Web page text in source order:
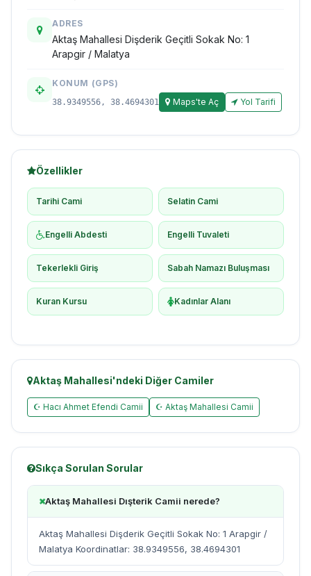
ADRES
Aktaş Mahallesi Dişderik Geçitli Sokak No: 1
Arapgir / Malatya
KONUM (GPS)
38.9349556, 38.4694301 Maps'te Aç Yol Tarifi
Özellikler
Tarihi Cami Selatin Cami
Engelli Abdesti Engelli Tuvaleti
Tekerlekli Giriş Sabah Namazı Buluşması
Kuran Kursu Kadınlar Alanı
Aktaş Mahallesi'ndeki Diğer Camiler
☪ Hacı Ahmet Efendi Camii ☪ Aktaş Mahallesi Camii
Sıkça Sorulan Sorular
Aktaş Mahallesi Dışterik Camii nerede?
Aktaş Mahallesi Dişderik Geçitli Sokak No: 1 Arapgir /
Malatya Koordinatlar: 38.9349556, 38.4694301